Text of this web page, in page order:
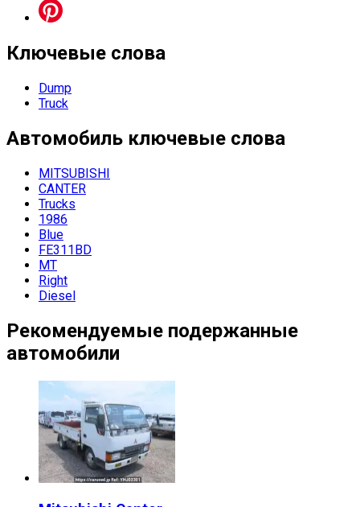
Ключевые слова
Dump
Truck
Автомобиль ключевые слова
MITSUBISHI
CANTER
Trucks
1986
Blue
FE311BD
MT
Right
Diesel
Рекомендуемые подержанные
автомобили